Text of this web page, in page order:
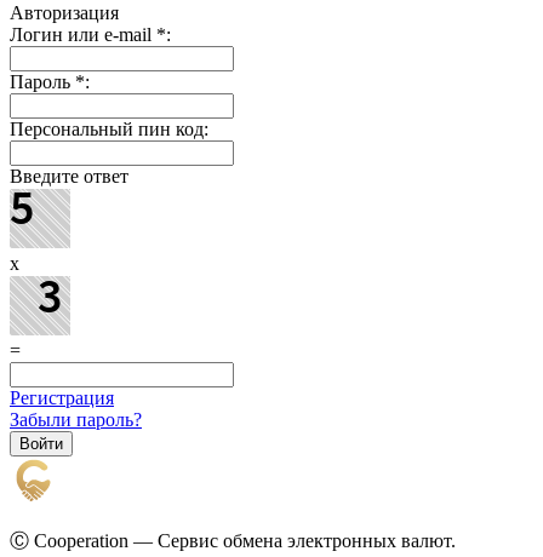
Авторизация
Логин или e-mail *:
Пароль *:
Персональный пин код:
Введите ответ
x
=
Регистрация
Забыли пароль?
Ⓒ Cooperation — Сервис обмена электронных валют.